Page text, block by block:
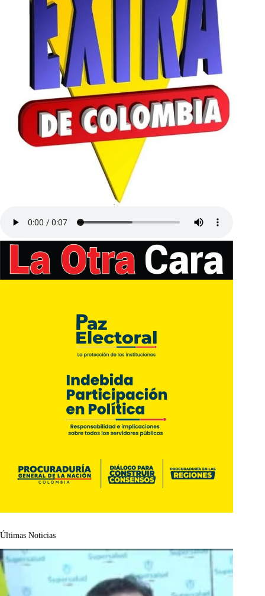
Últimas Noticias